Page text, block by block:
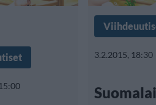
3.2.2015, 18:30